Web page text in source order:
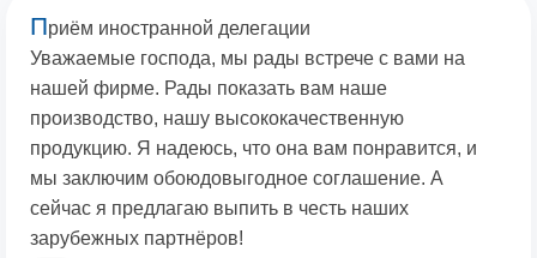
Приём иностранной делегации
Уважаемые господа, мы рады встрече с вами на
нашей фирме. Рады показать вам наше
производство, нашу высококачественную
продукцию. Я надеюсь, что она вам понравится, и
мы заключим обоюдовыгодное соглашение. А
сейчас я предлагаю выпить в честь наших
зарубежных партнёров!